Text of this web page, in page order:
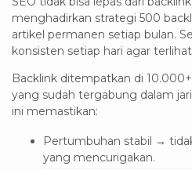
menghadirkan strategi 500
artikel permanen setiap bulan.
konsisten setiap hari agar
Backlink ditempatkan di
yang sudah tergabung dalam
ini memastikan:
Pertumbuhan stabil →
yang mencurigakan.